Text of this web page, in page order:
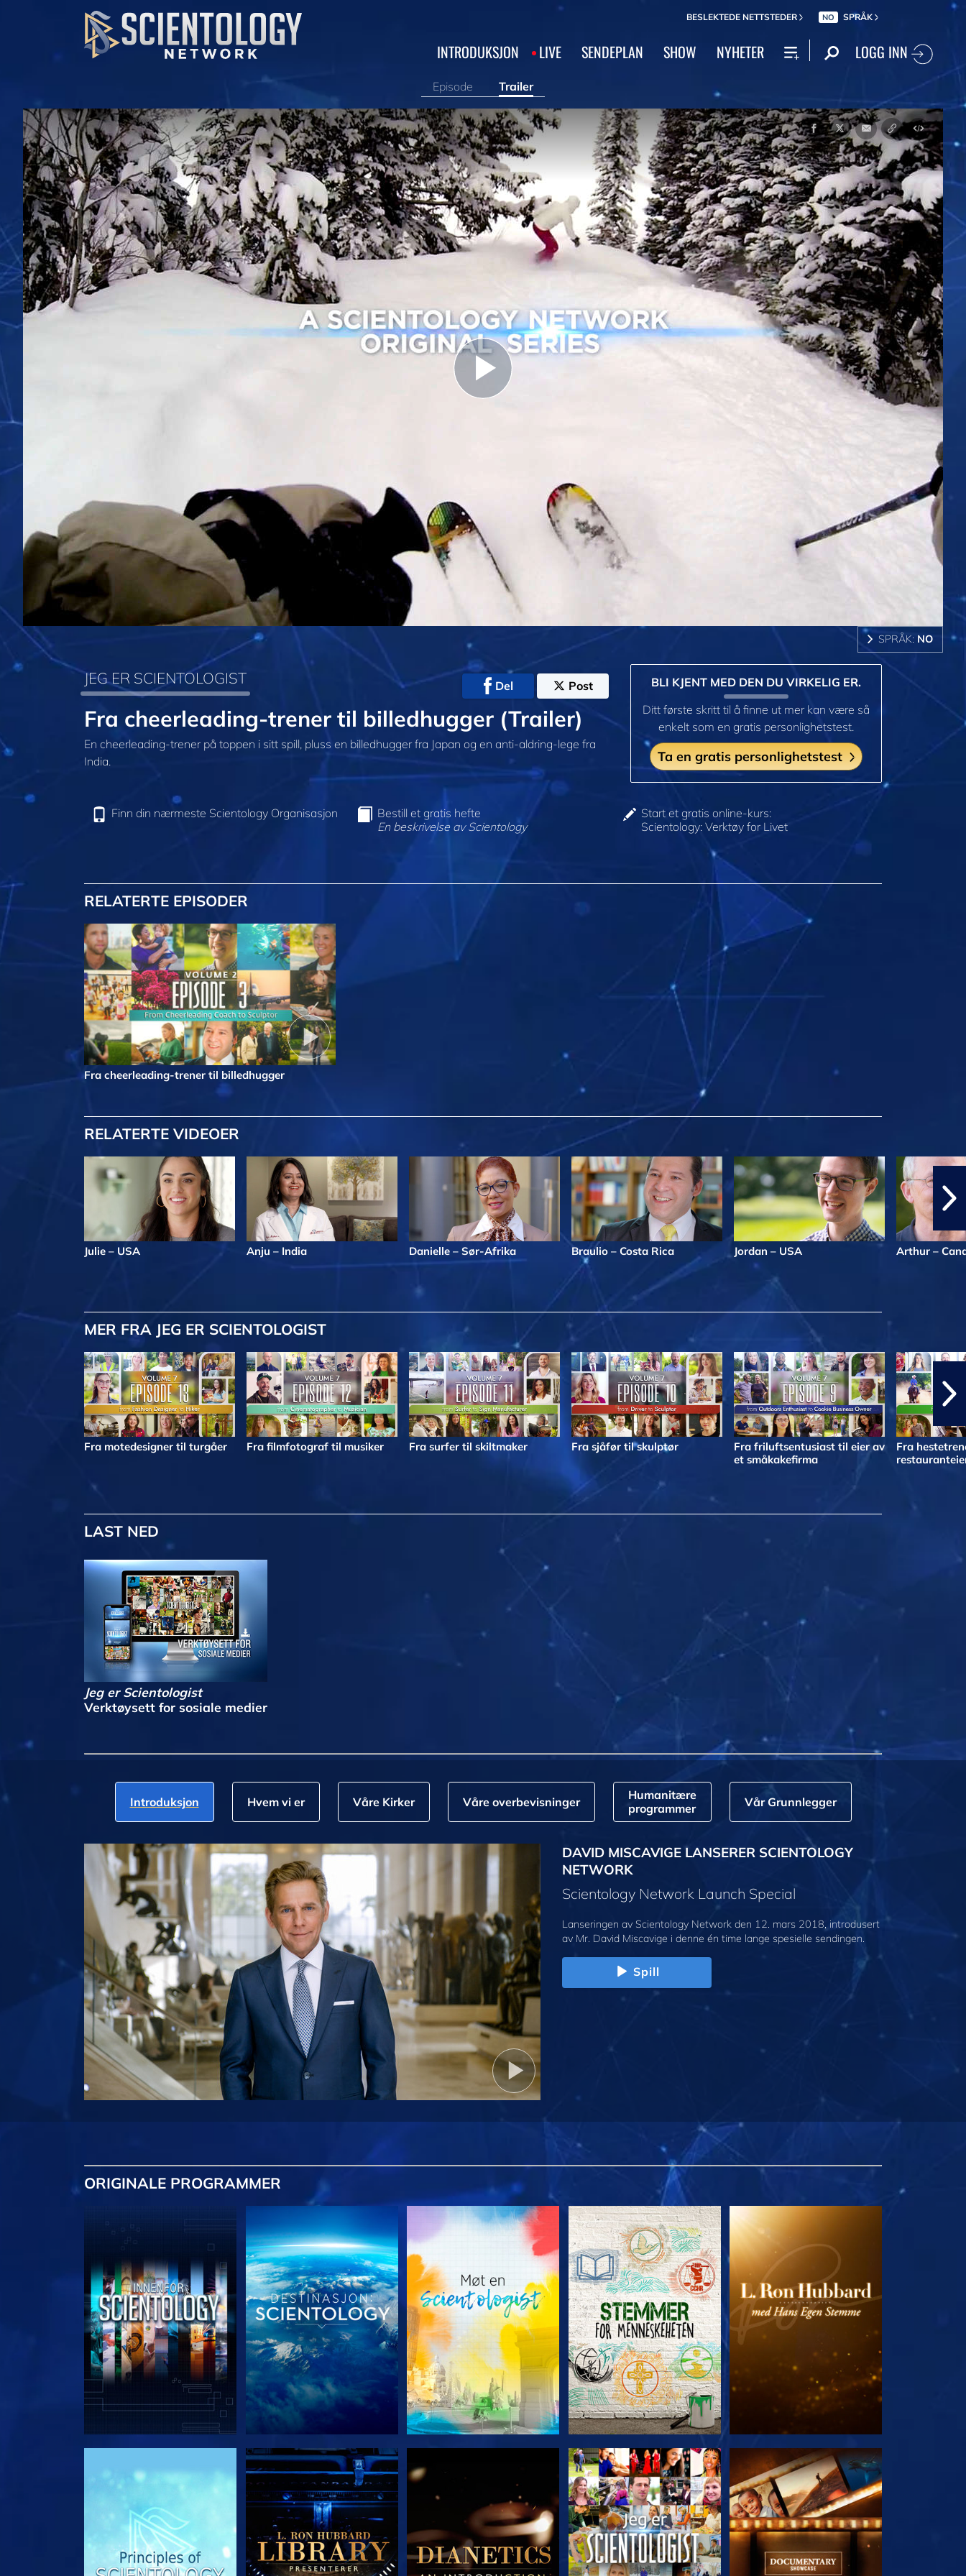
BESLEKTEDE NETTSTEDER NO SPRÅK
INTRODUKSJON LIVE SENDEPLAN SHOW NYHETER LOGG INN
Episode Trailer
Play
Video
SPRÅK: NO
JEG ER SCIENTOLOGIST Del Post
Fra cheerleading-trener til billedhugger (Trailer)
En cheerleading-trener på toppen i sitt spill, pluss en billedhugger fra Japan og en anti-aldring-lege fra
India.
BLI KJENT MED DEN DU VIRKELIG ER.
Ditt første skritt til å finne ut mer kan være så
enkelt som en gratis personlighetstest.
Ta en gratis personlighetstest
Finn din nærmeste Scientology Organisasjon
Bestill et gratis hefte
En beskrivelse av Scientology
Start et gratis online-kurs:
Scientology: Verktøy for Livet
RELATERTE EPISODER
Fra cheerleading-trener til billedhugger
RELATERTE VIDEOER
Julie – USA Anju – India Danielle – Sør-Afrika Braulio – Costa Rica Jordan – USA Arthur –
MER FRA JEG ER SCIENTOLOGIST
Fra motedesigner til turgåer Fra filmfotograf til musiker Fra surfer til skiltmaker Fra sjåfør til skulptør
Fra friluftsentusiast til eier av
et småkakefirma
Fra
LAST NED
Jeg er Scientologist
Verktøysett for sosiale medier
Introduksjon Hvem vi er Våre Kirker Våre overbevisninger
Humanitære
programmer
Vår Grunnlegger
DAVID MISCAVIGE LANSERER SCIENTOLOGY
NETWORK
Scientology Network Launch Special
Lanseringen av Scientology Network den 12. mars 2018, introdusert
av Mr. David Miscavige i denne én time lange spesielle sendingen.
Spill
ORIGINALE PROGRAMMER
UTFORSK SERIEN UTFORSK SERIEN UTFORSK SERIEN UTFORSK SERIEN UTFORSK SERIEN